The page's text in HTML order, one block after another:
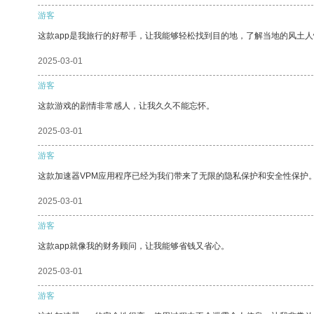
游客
这款app是我旅行的好帮手，让我能够轻松找到目的地，了解当地的风土
2025-03-01
游客
这款游戏的剧情非常感人，让我久久不能忘怀。
2025-03-01
游客
这款加速器VPM应用程序已经为我们带来了无限的隐私保护和安全性保护
2025-03-01
游客
这款app就像我的财务顾问，让我能够省钱又省心。
2025-03-01
游客